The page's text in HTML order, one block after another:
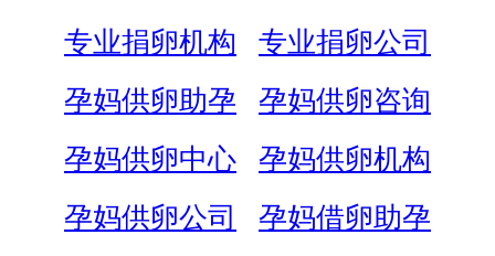
专业捐卵机构
专业捐卵公司
孕妈供卵助孕
孕妈供卵咨询
孕妈供卵中心
孕妈供卵机构
孕妈供卵公司
孕妈借卵助孕